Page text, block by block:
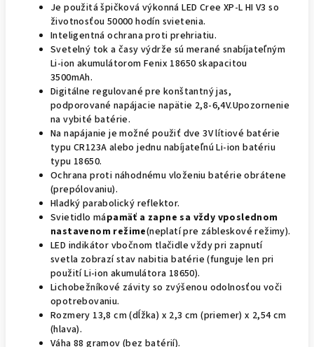
Je použitá špičková výkonná LED Cree XP-L HI V3 so
životnosťou 50000 hodín svietenia.
Inteligentná ochrana proti prehriatiu.
Svetelný tok a časy výdrže sú merané snabíjateľným
Li-ion akumulátorom Fenix ​​18650 skapacitou
3500mAh.
Digitálne regulované pre konštantný jas,
podporované napájacie napätie 2,8-6,4V.Upozornenie
na vybité batérie.
Na napájanie je možné použiť dve 3V lítiové batérie
typu CR123A alebo jednu nabíjateľnú Li-ion batériu
typu 18650.
Ochrana proti náhodnému vloženiu batérie obrátene
(prepólovaniu).
Hladký parabolický reflektor.
Svietidlo mápamäť a zapne sa vždy vposlednom
nastavenom režime(neplatí pre zábleskové režimy).
LED indikátor vbočnom tlačidle vždy pri zapnutí
svetla zobrazí stav nabitia batérie (funguje len pri
použití Li-ion akumulátora 18650).
Lichobežníkové závity so zvýšenou odolnosťou voči
opotrebovaniu.
Rozmery 13,8 cm (dĺžka) x 2,3 cm (priemer) x 2,54 cm
(hlava).
Váha 88 gramov (bez batérií).